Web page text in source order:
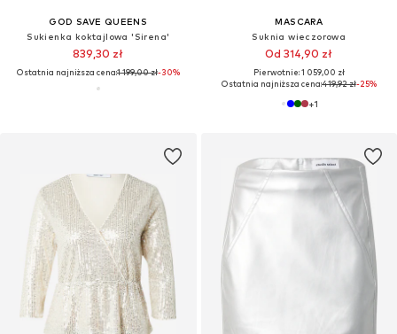
GOD SAVE QUEENS
Sukienka koktajlowa 'Sirena'
839,30 zł
Ostatnia najniższa cena:1 199,00 zł-30%
MASCARA
Suknia wieczorowa
Od 314,90 zł
Pierwotnie: 1 059,00 zł
Ostatnia najniższa cena:419,92 zł-25%
+1